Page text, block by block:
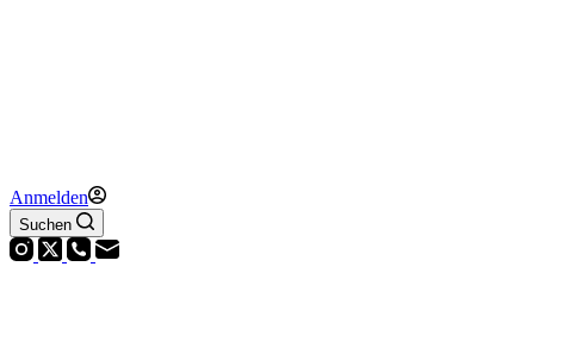
Anmelden
Suchen